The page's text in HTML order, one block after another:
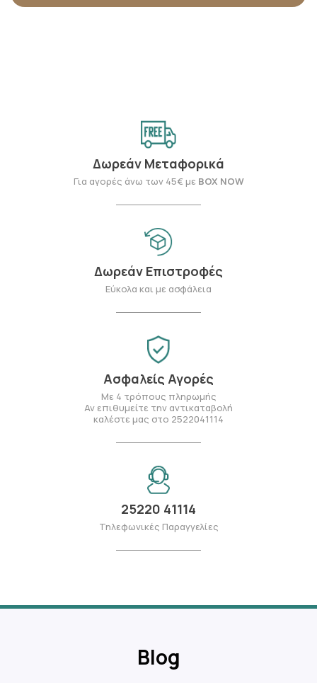
Δωρεάν Μεταφορικά
Για αγορές άνω των 45€ με BOX NOW
Δωρεάν Επιστροφές
Εύκολα και με ασφάλεια
Ασφαλείς Αγορές
Με 4 τρόπους πληρωμής
Αν επιθυμείτε την αντικαταβολή
καλέστε μας στο 2522041114
25220 41114
Τηλεφωνικές Παραγγελίες
Blog